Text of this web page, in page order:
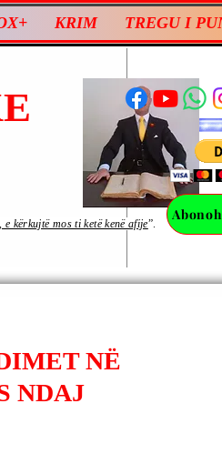
KRIM TREGU I
kërkujtë mos ti ketë kenë afije”.
NË
NDAJ